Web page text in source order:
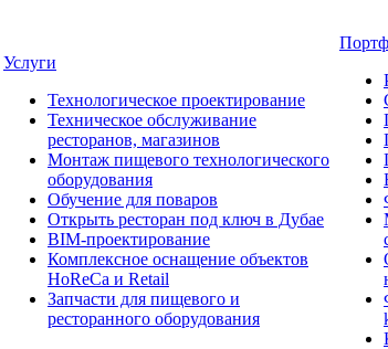
Услуги
Технологическое проектирование
Техническое обслуживание
ресторанов, магазинов
Монтаж пищевого технологического
оборудования
Обучение для поваров
Открыть ресторан под ключ в Дубае
BIM-проектирование
Комплексное оснащение объектов
HoReCa и Retail
Запчасти для пищевого и
ресторанного оборудования